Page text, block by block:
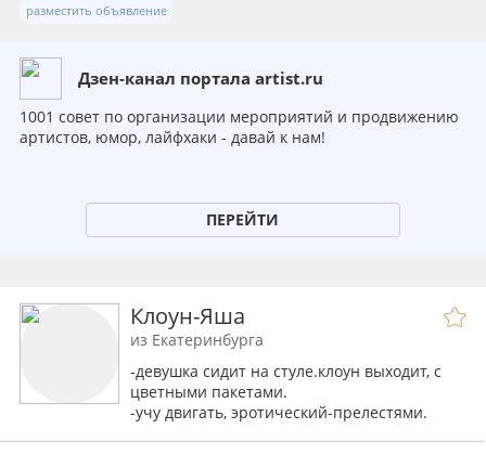
разместить объявление
Дзен-канал портала artist.ru
1001 совет по организации мероприятий и продвижению
артистов, юмор, лайфхаки - давай к нам!
ПЕРЕЙТИ
Клоун-Яша
из Екатеринбурга
-девушка сидит на стуле.клоун выходит, с
цветными пакетами.
-учу двигать, эротический-прелестями.